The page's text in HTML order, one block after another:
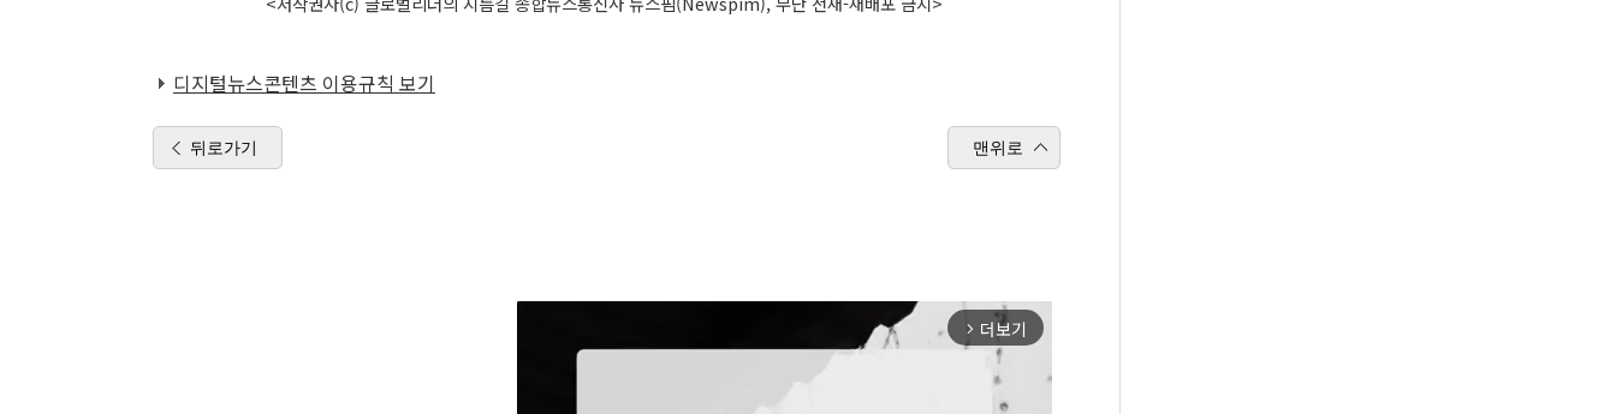
디지털뉴스콘텐츠 이용규칙 보기
뒤로가기 맨위로
arrow_forward_ios 더보기